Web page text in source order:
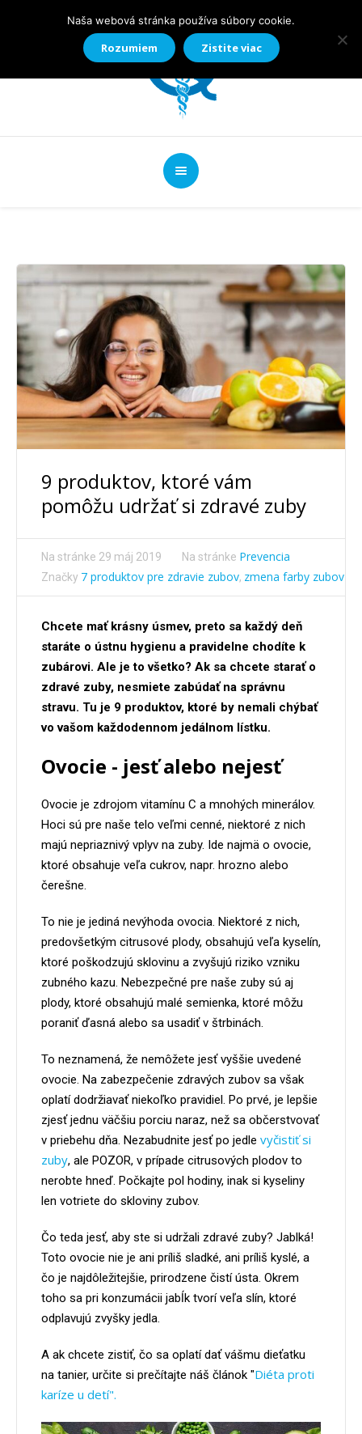
9 produktov, ktoré vám
pomôžu udržať si zdravé zuby
Na stránke 29 máj 2019 Na stránke Prevencia
Značky 7 produktov pre zdravie zubov, zmena farby zubov
Chcete mať krásny úsmev, preto sa každý deň
staráte o ústnu hygienu a pravidelne chodíte k
zubárovi. Ale je to všetko? Ak sa chcete starať o
zdravé zuby, nesmiete zabúdať na správnu
stravu. Tu je 9 produktov, ktoré by nemali chýbať
vo vašom každodennom jedálnom lístku.
Ovocie - jesť alebo nejesť
Ovocie je zdrojom vitamínu C a mnohých minerálov.
Hoci sú pre naše telo veľmi cenné, niektoré z nich
majú nepriaznivý vplyv na zuby. Ide najmä o ovocie,
ktoré obsahuje veľa cukrov, napr. hrozno alebo
čerešne.
To nie je jediná nevýhoda ovocia. Niektoré z nich,
predovšetkým citrusové plody, obsahujú veľa kyselín,
ktoré poškodzujú sklovinu a zvyšujú riziko vzniku
zubného kazu. Nebezpečné pre naše zuby sú aj
plody, ktoré obsahujú malé semienka, ktoré môžu
poraniť ďasná alebo sa usadiť v štrbinách.
To neznamená, že nemôžete jesť vyššie uvedené
ovocie. Na zabezpečenie zdravých zubov sa však
oplatí dodržiavať niekoľko pravidiel. Po prvé, je lepšie
zjesť jednu väčšiu porciu naraz, než sa občerstvovať
v priebehu dňa. Nezabudnite jesť po jedle vyčistiť si
zuby, ale POZOR, v prípade citrusových plodov to
nerobte hneď. Počkajte pol hodiny, inak si kyseliny
len votriete do skloviny zubov.
Čo teda jesť, aby ste si udržali zdravé zuby? Jablká!
Toto ovocie nie je ani príliš sladké, ani príliš kyslé, a
čo je najdôležitejšie, prirodzene čistí ústa. Okrem
toho sa pri konzumácii jabĺk tvorí veľa slín, ktoré
odplavujú zvyšky jedla.
A ak chcete zistiť, čo sa oplatí dať vášmu dieťatku
na tanier, určite si prečítajte náš článok "Diéta proti
karíze u detí".
Naša webová stránka používa súbory cookie.
Rozumiem Zistite viac